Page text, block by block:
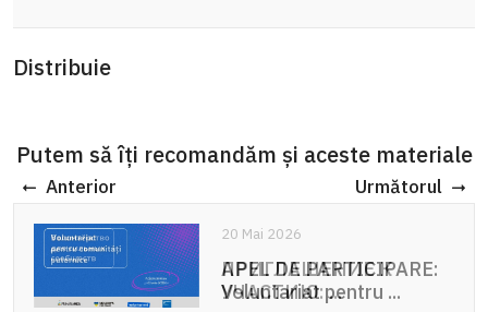
Distribuie
Putem să îți recomandăm și aceste materiale
Anterior Următorul
20 Mai 2026
ПРИГЛАШЕНИЕ К
УЧАСТИЮ: ...
20 Mai 2026
APEL DE PARTICIPARE:
Voluntariat pentru ...